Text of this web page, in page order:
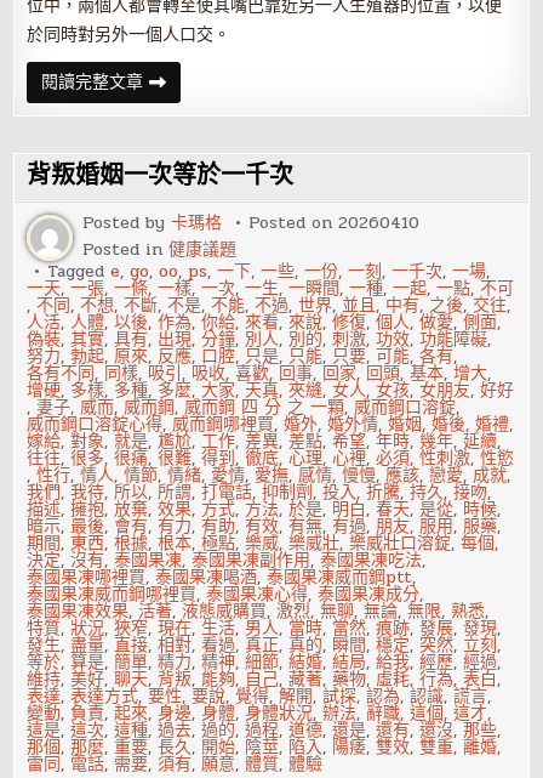
位中，兩個人都會轉至使其嘴巴靠近另一人生殖器的位置，以便
於同時對另外一個人口交。
閱讀完整文章性
愛
姿
69
式
口
交
背叛婚姻一次等於一千次
Posted by卡瑪格 Posted on20260410
Posted in健康議題
Taggede,go,oo, ps,一下,一些,一份,一刻,一千次,一場,
一天,一張,一條,一樣,一次,一生,一瞬間,一種,一起,一點,不可
,不同,不想,不斷,不是,不能,不過,世界,並且, 中有, 之後, 交往,
人活,人體,以後,作為,你給,來看,來說,修復,個人,做愛,側面,
偽裝,其實,具有, 出現,分鐘, 別人, 別的,刺激,功效,功能障礙,
努力,勃起,原來, 反應, 口腔, 只是, 只能, 只要,可能,各有,
各有不同, 同樣, 吸引, 吸收,喜歡, 回事, 回家, 回頭,基本,增大,
增硬, 多樣, 多種, 多麼,大家, 天真,夾縫,女人,女孩,女朋友,好好
,妻子,威而,威而鋼,威而鋼 四 分 之 一顆,威而鋼口溶錠,
威而鋼口溶錠心得,威而鋼哪裡買,婚外,婚外情,婚姻,婚後,婚禮,
嫁給,對象,就是,尷尬,工作,差異,差點,希望,年時,幾年,延續,
往往,很多,很痛,很難,得到,徹底,心理,心裡,必須,性刺激,性慾
,性行,情人,情節,情緒, 愛情, 愛撫,感情,慢慢,應該,戀愛, 成就,
我們,我待,所以,所謂,打電話,抑制劑,投入,折騰,持久,接吻,
描述,擁抱,放棄,效果, 方式, 方法,於是, 明白,春天,是從, 時候,
暗示,最後, 會有,有力,有助,有效,有無,有過,朋友,服用,服藥,
期間,東西,根據,根本,極點,樂威,樂威壯,樂威壯口溶錠,每個,
決定,沒有,泰國果凍,泰國果凍副作用,泰國果凍吃法,
泰國果凍哪裡買,泰國果凍喝酒,泰國果凍威而鋼ptt,
泰國果凍威而鋼哪裡買,泰國果凍心得,泰國果凍成分,
泰國果凍效果,活著,液態威購買,激烈,無聊,無論,無限,熟悉,
特質,狀況,狹窄,現在,生活, 男人, 當時, 當然,痕跡,發展,發現,
發生,盡量,直接,相對,看過,真正,真的, 瞬間,穩定,突然,立刻,
等於,算是,簡單,精力,精神,細節,結婚,結局,給我,經歷,經過,
維持,美好,聊天, 背叛, 能夠, 自己,藏著,藥物,虛耗,行為,表白,
表達,表達方式,要性,要說, 覺得,解開,試探,認為,認識,謊言,
變動, 負責,起來,身邊,身體,身體狀況,辦法, 辭職,這個,這才,
這是,這次,這種,過去,過的,過程,道德,還是,還有,還沒,那些,
那個,那麼,重要,長久, 開始, 陰莖, 陷入, 陽痿,雙效,雙重,離婚,
雷同, 電話, 需要,須有,願意,體質,體驗